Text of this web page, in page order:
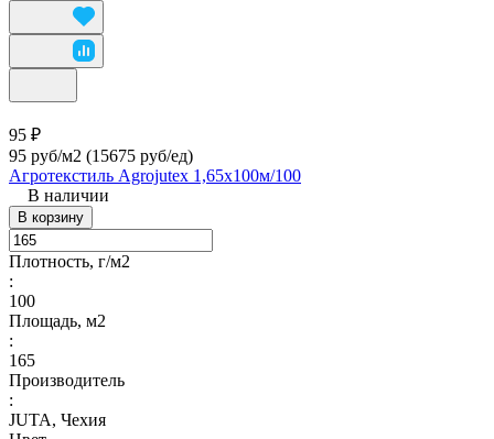
95 ₽
95 руб/м2 (15675 руб/eд)
Агротекстиль Agrojutex 1,65х100м/100
В наличии
В корзину
Плотность, г/м2
:
100
Площадь, м2
:
165
Производитель
:
JUTA, Чехия